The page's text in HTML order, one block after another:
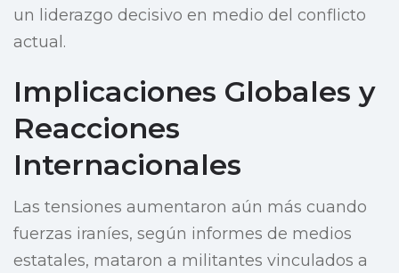
un liderazgo decisivo en medio del conflicto
actual.
Implicaciones Globales y
Reacciones
Internacionales
Las tensiones aumentaron aún más cuando
fuerzas iraníes, según informes de medios
estatales, mataron a militantes vinculados a